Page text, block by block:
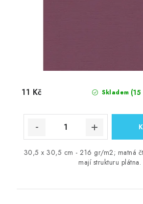
Skladem
11 Kč
30,5 x 30,5 cm - 216 gr/m2; matná
mají strukturu plátna.